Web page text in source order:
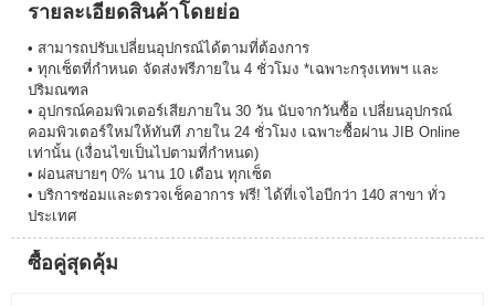
รายละเอียดสินค้าโดยย่อ
• สามารถปรับเปลี่ยนอุปกรณ์ได้ตามที่ต้องการ
• ทุกเซ็ตที่กำหนด จัดส่งฟรีภายใน 4 ชั่วโมง *เฉพาะกรุงเทพฯ และ
ปริมณฑล
• อุปกรณ์คอมพิวเตอร์เสียภายใน 30 วัน นับจากวันซื้อ เปลี่ยนอุปกรณ์
คอมพิวเตอร์ใหม่ให้ทันที ภายใน 24 ชั่วโมง เฉพาะซื้อผ่าน JIB Online
เท่านั้น (เงื่อนไขเป็นไปตามที่กำหนด)
• ผ่อนสบายๆ 0% นาน 10 เดือน ทุกเซ็ต
• บริการซ่อมและตรวจเช็คอาการ ฟรี! ได้ที่เจไอบีกว่า 140 สาขา ทั่ว
ประเทศ
ซื้อคู่สุดคุ้ม